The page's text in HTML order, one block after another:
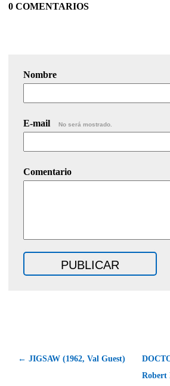
0 COMENTARIOS
Nombre
E-mail No será mostrado.
Comentario
← JIGSAW (1962, Val Guest)